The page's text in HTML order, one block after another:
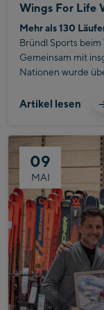
Wings For Life
Mehr als 130
Bründl Sports beim
Gemeinsam mit
Nationen wurde
weit wie möglich,
nicht können und
Artikel lesen
09
MAI